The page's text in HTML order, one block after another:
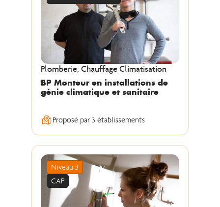
Plomberie, Chauffage Climatisation
BP Monteur en installations de
génie climatique et sanitaire
Proposé par 3 établissements
Niveau 3
CAP